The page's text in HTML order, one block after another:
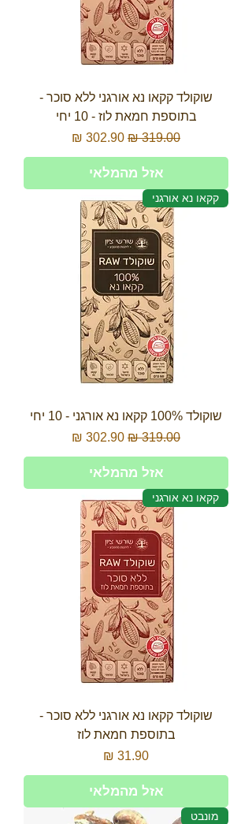
שוקולד קקאו נא אורגני ללא סוכר -
בתוספת חמאת לוז - 10 יחי
מחיר רגיל מחיר מבצע
אזל מהמלאי
קקאו נא אורגני
שוקולד 100% קקאו נא אורגני - 10 יחי
מחיר רגיל מחיר מבצע
אזל מהמלאי
קקאו נא אורגני
שוקולד קקאו נא אורגני ללא סוכר -
בתוספת חמאת לוז
מחיר
אזל מהמלאי
מונבט